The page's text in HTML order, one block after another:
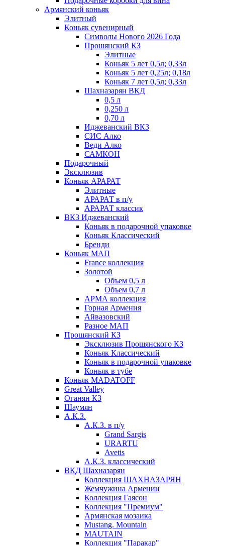
Армянский коньяк
Элитный
Коньяк сувенирный
Символы Нового 2026 Года
Прошянский КЗ
Элитные
Коньяк 5 лет 0,5л; 0,33л
Коньяк 5 лет 0,25л; 0,18л
Коньяк 7 лет 0,5л; 0,33л
Шахназарян ВКД
0,5 л
0,250 л
0,70 л
Иджеванский ВКЗ
СИС Алко
Веди Алко
САМКОН
Подарочный
Эксклюзив
Коньяк АРАРАТ
Элитные
АРАРАТ в п/у
АРАРАТ классик
ВКЗ Иджеванский
Коньяк в подарочной упаковке
Коньяк Классический
Бренди
Коньяк МАП
France коллекция
Золотой
Объем 0,5 л
Объем 0,7 л
АРМА коллекция
Горная Армения
Айвазовский
Разное МАП
Прошянский КЗ
Эксклюзив Прошянского КЗ
Коньяк Классический
Коньяк в подарочной упаковке
Коньяк в тубе
Коньяк MADATOFF
Great Valley
Оганян КЗ
Шаумян
А.К.З.
А.К.З. в п/у
Grand Sargis
URARTU
Avetis
А.К.З. классический
ВКД Шахназарян
Коллекция ШАХНАЗАРЯН
Жемчужина Армении
Коллекция Гаясон
Коллекция "Премиум"
Армянская мозаика
Mustang. Mountain
MAUTAIN
Коллекция "Паракар"